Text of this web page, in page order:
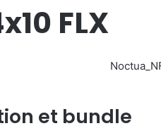
FLX
et bundle